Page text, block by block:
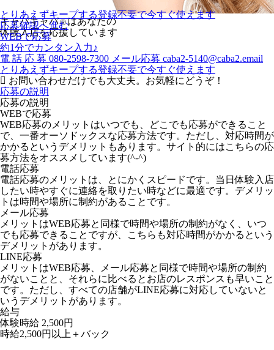
キャバキャバⓇはあなたの
体験入店を応援しています
とりあえずキープする登録不要で今すぐ使えます
応募確認へ進む
WEBで応募
約1分でカンタン入力♪
電 話 応 募 080-2598-7300 メール応募 caba2-5140@caba2.email
とりあえずキープする登録不要で今すぐ使えます
お問い合わせだけでも大丈夫。お気軽にどうぞ！
応募の説明
応募の説明
WEBで応募
WEB応募のメリットはいつでも、どこでも応募ができること
で、一番オーソドックスな応募方法です。ただし、対応時間が
かかるというデメリットもあります。サイト的にはこちらの応
募方法をオススメしています(^-^)
電話応募
電話応募のメリットは、とにかくスピードです。当日体験入店
したい時やすぐに連絡を取りたい時などに最適です。デメリッ
トは時間や場所に制約があることです。
メール応募
メリットはWEB応募と同様で時間や場所の制約がなく、いつ
でも応募できることですが、こちらも対応時間がかかるという
デメリットがあります。
LINE応募
メリットはWEB応募、メール応募と同様で時間や場所の制約
がないことと、それらに比べるとお店のレスポンスも早いこと
です。ただし、すべての店舗がLINE応募に対応していないと
いうデメリットがあります。
給与
体験時給 2,500円
時給2,500円以上＋バック